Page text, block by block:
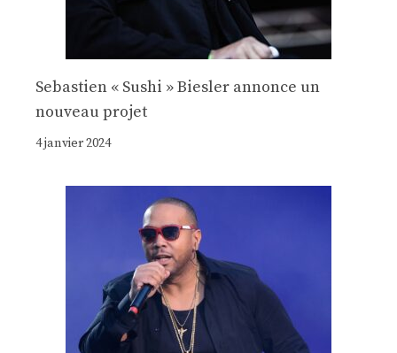
Sebastien « Sushi » Biesler annonce un
nouveau projet
4 janvier 2024